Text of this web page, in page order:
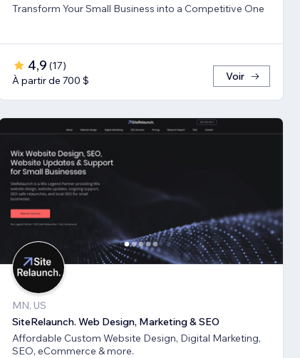
Transform Your Small Business into a Competitive One
4,9 (17)
À partir de 700 $
Voir
MN, US
SiteRelaunch. Web Design, Marketing & SEO
Affordable Custom Website Design, Digital Marketing,
SEO, eCommerce & more.